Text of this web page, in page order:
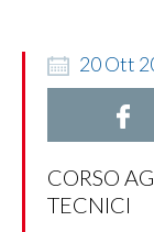
20Ott
CORSO
TECNICI